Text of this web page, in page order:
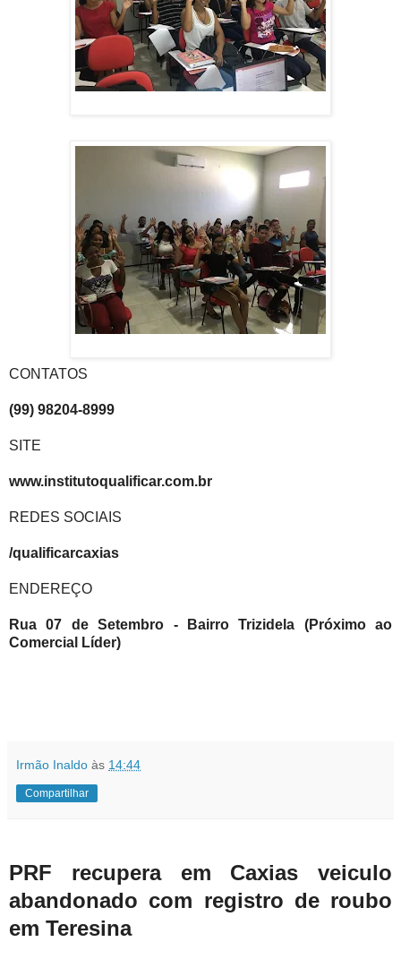
CONTATOS
(99) 98204-8999
SITE
www.institutoqualificar.com.br
REDES SOCIAIS
/qualificarcaxias
ENDEREÇO
Rua 07 de Setembro - Bairro Trizidela (Próximo ao
Comercial Líder)
Irmão Inaldo às 14:44
Compartilhar
PRF recupera em Caxias veiculo
abandonado com registro de roubo
em Teresina